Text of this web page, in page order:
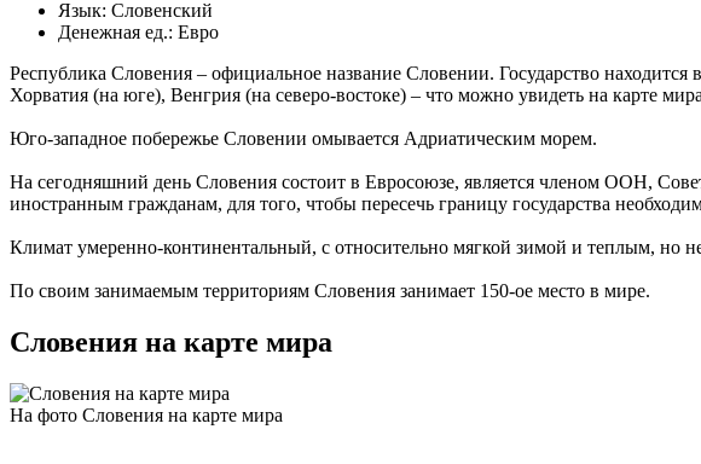
Язык: Словенский
Денежная ед.: Евро
Республика Словения – официальное название Словении. Государство
Хорватия (на юге), Венгрия (на северо-востоке) – что можно увидеть на карте
Юго-западное побережье Словении омывается Адриатическим морем.
На сегодняшний день Словения состоит в Евросоюзе, является членом ООН,
иностранным гражданам, для того, чтобы пересечь границу государства
Климат умеренно-континентальный, с относительно мягкой зимой и теплым, но
По своим занимаемым территориям Словения занимает 150-ое место в мире.
Словения на карте мира
На фото Словения на карте мира